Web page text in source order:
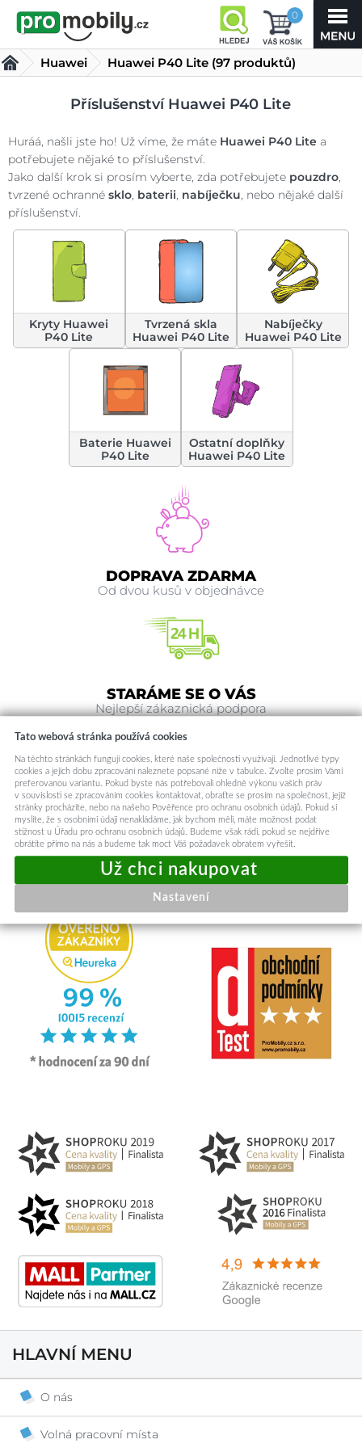
0
Huawei Huawei P40 Lite (97 produktů)
Příslušenství Huawei P40 Lite
Huráá, našli jste ho! Už víme, že máte Huawei P40 Litea
potřebujete nějaké to příslušenství.
Jako další krok si prosím vyberte, zda potřebujetepouzdro,
tvrzené ochrannésklo, baterii, nabíječku, nebo nějaké další
příslušenství.
Kryty Huawei
P40 Lite
Tvrzená skla
Huawei P40 Lite
Nabíječky
Huawei P40 Lite
Baterie Huawei
P40 Lite
Ostatní doplňky
Huawei P40 Lite
DOPRAVA ZDARMA
Od dvou kusů v objednávce
STARÁME SE O VÁS
Nejlepší zákaznická podpora
RYCHLE ODESÍLÁME
Odesíláme v den objednávky
HLAVNÍ MENU
O nás
Volná pracovní místa
Tato webová stránka používá cookies
Na těchto stránkách fungují cookies, které naše společnosti využívají. Jednotlivé typy
cookies a jejich dobu zpracování naleznete popsané níže v tabulce. Zvolte prosím Vámi
preferovanou variantu. Pokud byste nás potřebovali ohledně výkonu vašich práv
v souvislosti se zpracováním cookies kontaktovat, obraťte se prosím na společnost, jejíž
stránky procházíte, nebo na našeho Pověřence pro ochranu osobních údajů. Pokud si
myslíte, že s osobními údaji nenakládáme, jak bychom měli, máte možnost podat
stížnost u Úřadu pro ochranu osobních údajů. Budeme však rádi, pokud se nejdříve
obrátíte přímo na nás a budeme tak moct Váš požadavek obratem vyřešit.
Nastavení